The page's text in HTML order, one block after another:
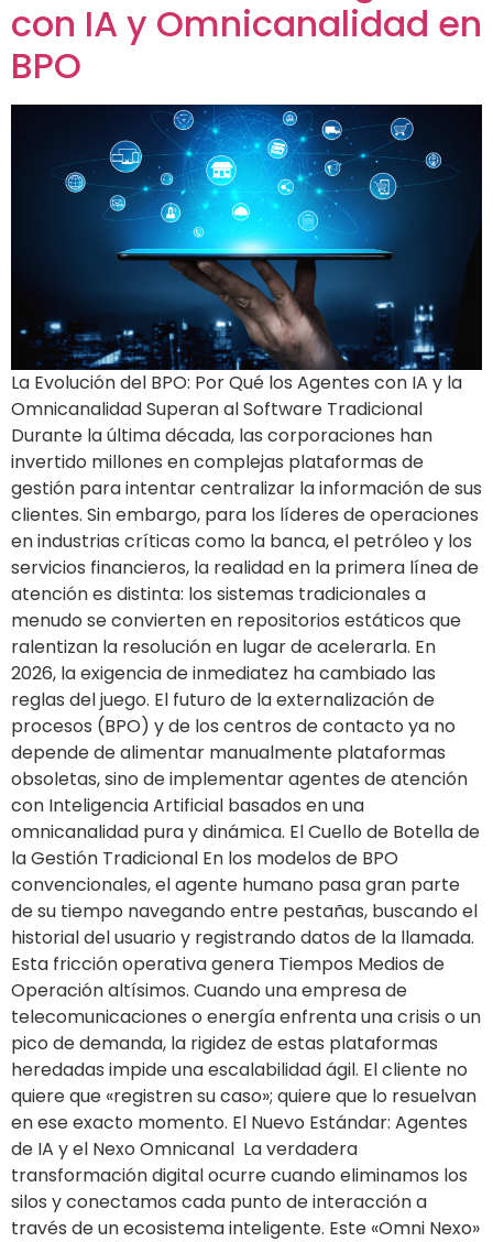
con IA y Omnicanalidad en
BPO
La Evolución del BPO: Por Qué los Agentes con IA y la
Omnicanalidad Superan al Software Tradicional
Durante la última década, las corporaciones han
invertido millones en complejas plataformas de
gestión para intentar centralizar la información de sus
clientes. Sin embargo, para los líderes de operaciones
en industrias críticas como la banca, el petróleo y los
servicios financieros, la realidad en la primera línea de
atención es distinta: los sistemas tradicionales a
menudo se convierten en repositorios estáticos que
ralentizan la resolución en lugar de acelerarla. En
2026, la exigencia de inmediatez ha cambiado las
reglas del juego. El futuro de la externalización de
procesos (BPO) y de los centros de contacto ya no
depende de alimentar manualmente plataformas
obsoletas, sino de implementar agentes de atención
con Inteligencia Artificial basados en una
omnicanalidad pura y dinámica. El Cuello de Botella de
la Gestión Tradicional En los modelos de BPO
convencionales, el agente humano pasa gran parte
de su tiempo navegando entre pestañas, buscando el
historial del usuario y registrando datos de la llamada.
Esta fricción operativa genera Tiempos Medios de
Operación altísimos. Cuando una empresa de
telecomunicaciones o energía enfrenta una crisis o un
pico de demanda, la rigidez de estas plataformas
heredadas impide una escalabilidad ágil. El cliente no
quiere que «registren su caso»; quiere que lo resuelvan
en ese exacto momento. El Nuevo Estándar: Agentes
de IA y el Nexo Omnicanal La verdadera
transformación digital ocurre cuando eliminamos los
silos y conectamos cada punto de interacción a
través de un ecosistema inteligente. Este «Omni Nexo»